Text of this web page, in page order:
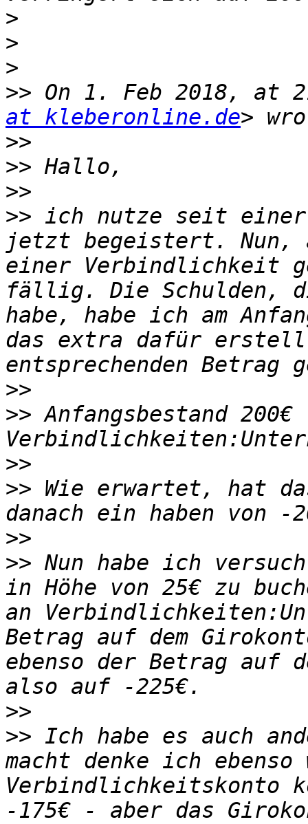
>
>
>
>> On 1. Feb 2018, at
at kleberonline.de
>>
>>
>>
>> ich nutze seit einer
jetzt begeistert. Nun,
einer Verbindlichkeit
fällig. Die Schulden,
habe, habe ich am
das extra dafür
>>
>> Anfangsbestand 200€
>>
>> Wie erwartet, hat
>>
>> Nun habe ich
in Höhe von 25€ zu
an
Betrag auf dem
ebenso der Betrag auf
>>
>> Ich habe es auch
macht denke ich
Verbindlichkeitskonto